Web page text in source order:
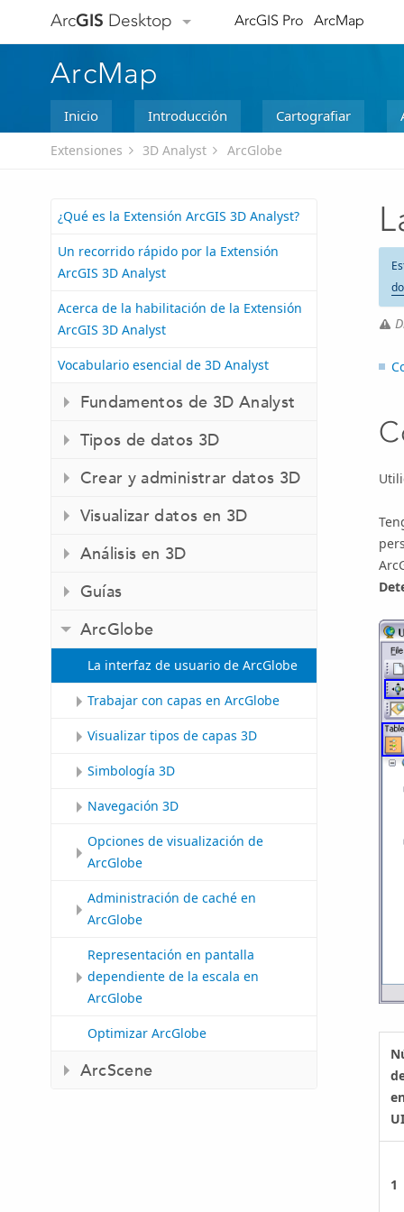
ArcGIS Desktop ArcGIS Pro ArcMap
ArcMap
Inicio Introducción Cartografiar
Extensiones 3D Analyst ArcGlobe
¿Qué es la Extensión ArcGIS 3D Analyst?
Un recorrido rápido por la Extensión
ArcGIS 3D Analyst
Acerca de la habilitación de la Extensión
ArcGIS 3D Analyst
Vocabulario esencial de 3D Analyst
Fundamentos de 3D Analyst
Tipos de datos 3D
Crear y administrar datos 3D
Visualizar datos en 3D
Análisis en 3D
Guías
ArcGlobe
La interfaz de usuario de ArcGlobe
Trabajar con capas en ArcGlobe
Visualizar tipos de capas 3D
Simbología 3D
Navegación 3D
Opciones de visualización de
ArcGlobe
Administración de caché en
ArcGlobe
Representación en pantalla
dependiente de la escala en
ArcGlobe
Optimizar ArcGlobe
ArcScene
UI
1